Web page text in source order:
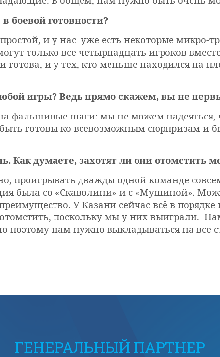
боевой готовности?
и у нас уже есть некоторые микро-
только все четырнадцать игроков
готова, и у тех, кто меньше находился на
игры? Ведь прямо скажем, вы не
фальшивые шаги: мы не можем надеяться,
готовы ко всевозможным сюрпризам и
Как думаете, захотят ли они отомстить
проигрывать дважды одной команде
была со «Скаволини» и с «Мушиной».
У Казани сейчас всё в
поскольку мы у них выиграли.
нам нужно выкладываться на все
ГЕНЕРАЛЬНЫЙ ПАРТНЕР